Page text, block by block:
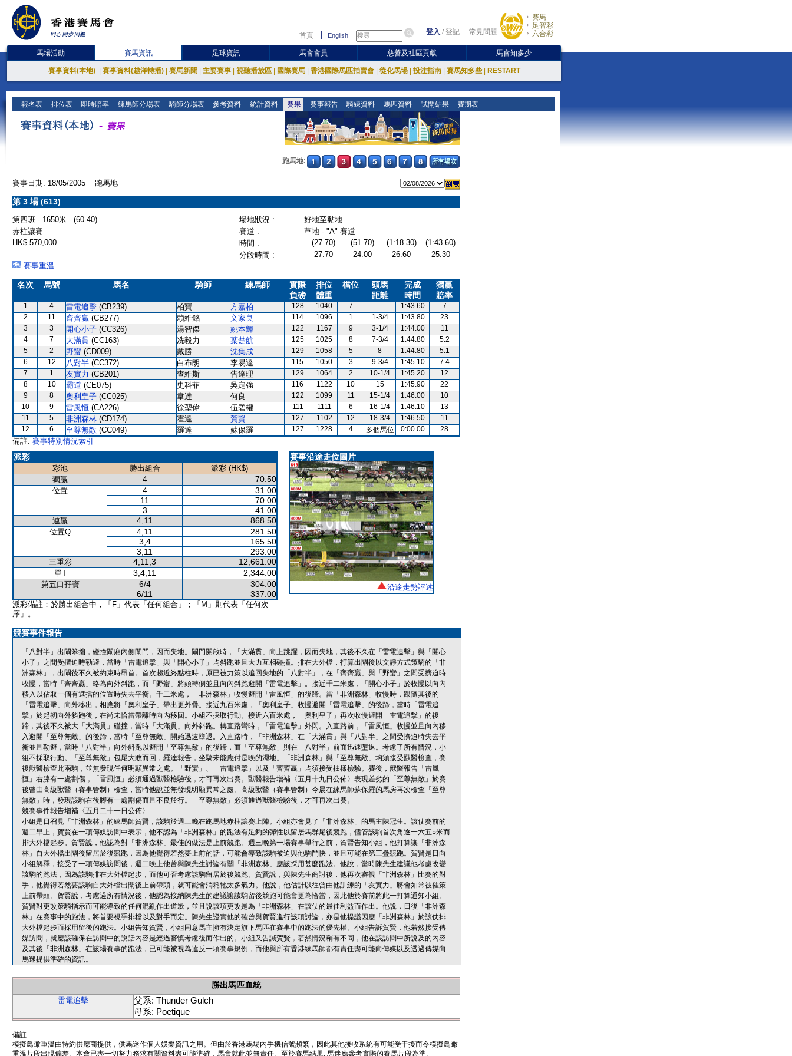
首頁 English 登入 /登記 常見問題
賽馬
足智彩
六合彩
馬場活動 賽馬資訊 足球資訊 馬會會員 慈善及社區貢獻 馬會知多少
賽事資料(本地) 賽事資料(越洋轉播) 賽馬新聞 主要賽事 視聽播放區 國際賽馬 香港國際馬匹拍賣會 從化馬場 投注指南 賽馬知多些 RESTART
報名表 排位表 即時賠率 練馬師分場表 騎師分場表 參考資料 統計資料 賽果 賽事報告 騎練資料 馬匹資料 試閘結果 賽期表
跑馬地:
賽事日期: 18/05/2005 跑馬地
第 3 場 (613)
第四班 - 1650米 - (60-40) 場地狀況 :
好地至黏地
赤柱讓賽
賽道 :
草地 - "A" 賽道
HK$ 570,000
時間 : (27.70) (51.70) (1:18.30)
(1:43.60)
分段時間 :
27.70 24.00 26.60
25.30
賽事重溫
名次 馬號 馬名 騎師 練馬師
實際
負磅
排位
體重
檔位
頭馬
距離
完成
時間
獨贏
賠率
1 4 雷電追擊 (CB239) 柏寶 方嘉柏 128 1040 7 --- 1:43.60
7
2
11 齊齊贏 (CB277) 賴維銘 文家良 114 1096 1 1-3/4 1:43.80
23
3
3 開心小子 (CC326) 湯智傑 姚本輝 122 1167 9 3-1/4 1:44.00
11
4
7 大滿貫 (CC163) 冼毅力 葉楚航 125 1025 8 7-3/4 1:44.80
5.2
5
2 野蠻 (CD009) 戴勝 沈集成 129 1058 5 8 1:44.80
5.1
6
12 八對半 (CC372) 白布朗 李易達 115 1050 3 9-3/4 1:45.10
7.4
7
1 友實力 (CB201) 查維斯 告達理 129 1064 2 10-1/4 1:45.20
12
8
10 霸道 (CE075) 史科菲 吳定強 116 1122 10 15 1:45.90
22
9
8 奧利皇子 (CC025) 韋達 何良 122 1099 11 15-1/4 1:46.00
10
10
9 雷風恒 (CA226) 徐堃偉 伍碧權 111 1111 6 16-1/4 1:46.10
13
11
5 非洲森林 (CD174) 霍達 賀賢 127 1102 12 18-3/4 1:46.50
11
12
6 至尊無敵 (CC049) 羅達 蘇保羅 127 1228 4 多個馬位 0:00.00 28
備註: 賽事特別情況索引
派彩
彩池 勝出組合
派彩 (HK$)
獨贏
4 70.50
位置 4
31.00
11
70.00
3
41.00
連贏 4,11 868.50
位置Q 4,11
281.50
3,4
165.50
3,11
293.00
三重彩 4,11,3 12,661.00
單T 3,4,11 2,344.00
第五口孖寶 6/4
304.00
6/11
337.00
派彩備註：於勝出組合中，「F」代表「任何組合」；「M」則代表「任何次
序」。
賽事沿途走位圖片
沿途走勢評述
競賽事件報告
「八對半」出閘笨拙，碰撞閘廂內側閘門，因而失地。閘門開啟時，「大滿貫」向上跳躍，因而失地，其後不久在「雷電追擊」與「開心
小子」之間受擠迫時勒避，當時「雷電追擊」與「開心小子」均斜跑並且大力互相碰撞。排在大外檔，打算出閘後以文靜方式策騎的「非
洲森林」，出閘後不久被約束時昂首。首次趨近終點柱時，原已被力策以追回失地的「八對半」，在「齊齊贏」與「野蠻」之間受擠迫時
收慢，當時「齊齊贏」略為向外斜跑，而「野蠻」將頭轉側並且向內斜跑避開「雷電追擊」。接近千二米處，「開心小子」於收慢以向內
移入以佔取一個有遮擋的位置時失去平衡。千二米處，「非洲森林」收慢避開「雷風恒」的後蹄。當「非洲森林」收慢時，跟隨其後的
「雷電追擊」向外移出，相應將「奧利皇子」帶出更外疊。接近九百米處，「奧利皇子」收慢避開「雷電追擊」的後蹄，當時「雷電追
擊」於起初向外斜跑後，在尚未恰當帶離時向內移回。小組不採取行動。接近六百米處，「奧利皇子」再次收慢避開「雷電追擊」的後
蹄，其後不久被大「大滿貫」碰撞，當時「大滿貫」向外斜跑。轉直路彎時，「雷電追擊」外閃。入直路前，「雷風恒」收慢並且向內移
入避開「至尊無敵」的後蹄，當時「至尊無敵」開始迅速墮退。入直路時，「非洲森林」在「大滿貫」與「八對半」之間受擠迫時失去平
衡並且勒避，當時「八對半」向外斜跑以避開「至尊無敵」的後蹄，而「至尊無敵」則在「八對半」前面迅速墮退。考慮了所有情況，小
組不採取行動。「至尊無敵」包尾大敗而回，羅達報告，坐騎未能應付是晚的濕地。「非洲森林」與「至尊無敵」均須接受獸醫檢查，賽
後獸醫檢查此兩駒，並無發現任何明顯異常之處。「野蠻」、「雷電追擊」以及「齊齊贏」均須接受抽樣檢驗。賽後，獸醫報告「雷風
恒」右膝有一處割傷，「雷風恒」必須通過獸醫檢驗後，才可再次出賽。獸醫報告增補〈五月十九日公佈〉表現差劣的「至尊無敵」於賽
後曾由高級獸醫（賽事管制）檢查，當時他說並無發現明顯異常之處。高級獸醫（賽事管制）今晨在練馬師蘇保羅的馬房再次檢查「至尊
無敵」時，發現該駒右後腳有一處割傷而且不良於行。「至尊無敵」必須通過獸醫檢驗後，才可再次出賽。
競賽事件報告增補〈五月二十一日公佈〉
小組是日召見「非洲森林」的練馬師賀賢，該駒於週三晚在跑馬地赤柱讓賽上陣。小組亦會見了「非洲森林」的馬主陳冠生。該仗賽前的
週二早上，賀賢在一項傳媒訪問中表示，他不認為「非洲森林」的跑法有足夠的彈性以留居馬群尾後競跑，儘管該駒首次角逐一六五○米而
排大外檔起步。賀賢說，他認為對「非洲森林」最佳的做法是上前競跑。週三晚第一場賽事舉行之前，賀賢告知小組，他打算讓「非洲森
林」自大外檔出閘後留居於後競跑，因為他覺得若然要上前的話，可能會導致該駒被迫與他駒鬥快，並且可能在第三疊競跑。賀賢是日向
小組解釋，接受了一項傳媒訪問後，週二晚上他曾與陳先生討論有關「非洲森林」應該採用甚麼跑法。他說，當時陳先生建議他考慮改變
該駒的跑法，因為該駒排在大外檔起步，而他可否考慮該駒留居於後競跑。賀賢說，與陳先生商討後，他再次審視「非洲森林」比賽的對
手，他覺得若然要該駒自大外檔出閘後上前帶頭，就可能會消耗牠太多氣力。他說，他估計以往曾由他訓練的「友實力」將會如常被催策
上前帶頭。賀賢說，考慮過所有情況後，他認為接納陳先生的建議讓該駒留後競跑可能會更為恰當，因此他於賽前將此一打算通知小組。
賀賢對更改策騎指示而可能導致的任何混亂作出道歉，並且說該項更改是為「非洲森林」在該仗的最佳利益而作出。他說，日後「非洲森
林」在賽事中的跑法，將首要視乎排檔以及對手而定。陳先生證實他的確曾與賀賢進行該項討論，亦是他提議因應「非洲森林」於該仗排
大外檔起步而採用留後的跑法。小組告知賀賢，小組同意馬主擁有決定旗下馬匹在賽事中的跑法的優先權。小組告訴賀賢，他若然接受傳
媒訪問，就應該確保在訪問中的說話內容是經過審慎考慮後而作出的。小組又告誡賀賢，若然情況稍有不同，他在該訪問中所說及的內容
及其後「非洲森林」在該場賽事的跑法，已可能被視為違反一項賽事規例，而他與所有香港練馬師都有責任盡可能向傳媒以及透過傳媒向
馬迷提供準確的資訊。
勝出馬匹血統
雷電追擊
父系: Thunder Gulch
母系: Poetique
備註
模擬鳥瞰重溫由特約供應商提供，供馬迷作個人娛樂資訊之用。但由於香港馬場內手機信號頻繁，因此其他接收系統有可能受干擾而令模擬鳥瞰
重溫片段出現偏差。本會已盡一切努力務求有關資料盡可能準確，馬會就此並無責任。至於賽馬結果, 馬迷應參考實際的賽馬片段為準。